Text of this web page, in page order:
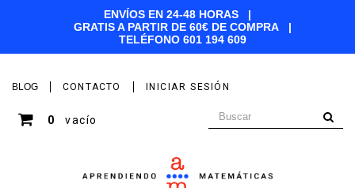
ENVÍOS EN 24-48 HORAS |
GRATIS A PARTIR DE 60€ DE COMPRA |
TELÉFONO 601 194 609
BLOG CONTACTO INICIAR SESIÓN
0 vacío